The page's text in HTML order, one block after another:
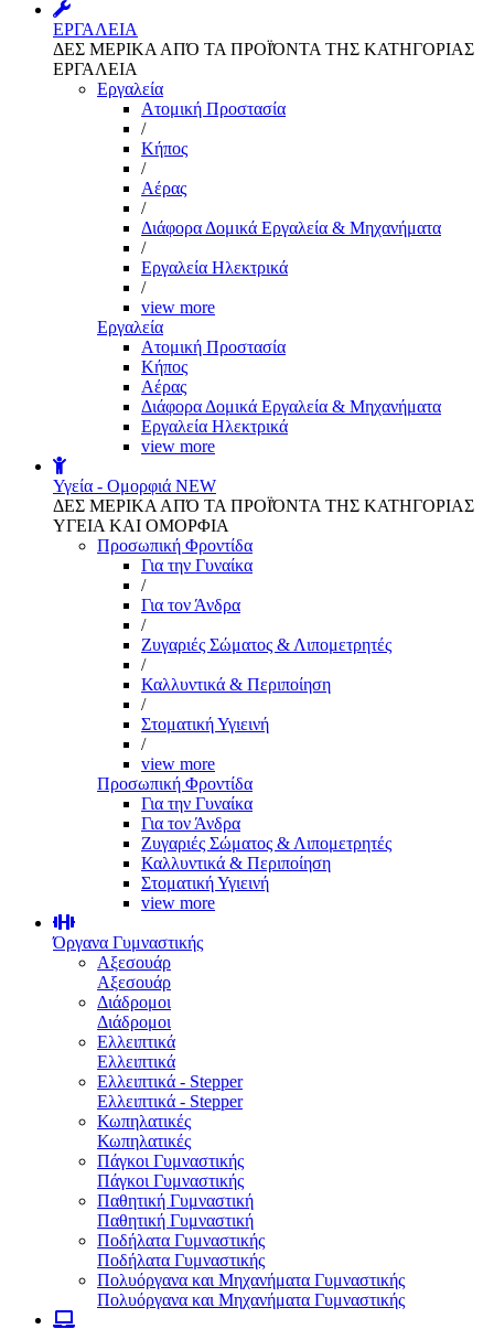
ΕΡΓΑΛΕΙΑ
ΔΕΣ ΜΕΡΙΚΑ ΑΠΌ ΤΑ ΠΡΟΪΌΝΤΑ ΤΗΣ ΚΑΤΗΓΟΡΙΑΣ
ΕΡΓΑΛΕΙΑ
Εργαλεία
Aτομική Προστασία
/
Kήπος
/
Αέρας
/
Διάφορα Δομικά Εργαλεία & Μηχανήματα
/
Εργαλεία Ηλεκτρικά
/
view more
Εργαλεία
Aτομική Προστασία
Kήπος
Αέρας
Διάφορα Δομικά Εργαλεία & Μηχανήματα
Εργαλεία Ηλεκτρικά
view more
Υγεία - Ομορφιά NEW
ΔΕΣ ΜΕΡΙΚΑ ΑΠΌ ΤΑ ΠΡΟΪΌΝΤΑ ΤΗΣ ΚΑΤΗΓΟΡΙΑΣ
ΥΓΕΙΑ ΚΑΙ ΟΜΟΡΦΙΑ
Προσωπική Φροντίδα
Για την Γυναίκα
/
Για τον Άνδρα
/
Ζυγαριές Σώματος & Λιπομετρητές
/
Καλλυντικά & Περιποίηση
/
Στοματική Υγιεινή
/
view more
Προσωπική Φροντίδα
Για την Γυναίκα
Για τον Άνδρα
Ζυγαριές Σώματος & Λιπομετρητές
Καλλυντικά & Περιποίηση
Στοματική Υγιεινή
view more
Όργανα Γυμναστικής
Αξεσουάρ
Αξεσουάρ
Διάδρομοι
Διάδρομοι
Ελλειπτικά
Ελλειπτικά
Ελλειπτικά - Stepper
Ελλειπτικά - Stepper
Κωπηλατικές
Κωπηλατικές
Πάγκοι Γυμναστικής
Πάγκοι Γυμναστικής
Παθητική Γυμναστική
Παθητική Γυμναστική
Ποδήλατα Γυμναστικής
Ποδήλατα Γυμναστικής
Πολυόργανα και Μηχανήματα Γυμναστικής
Πολυόργανα και Μηχανήματα Γυμναστικής